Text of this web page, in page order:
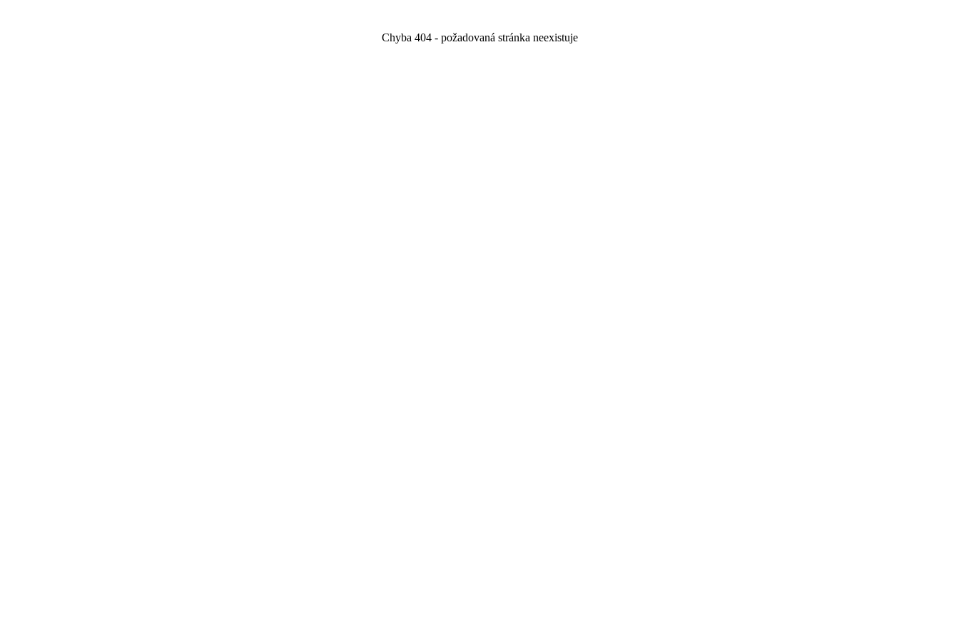
Chyba 404 - požadovaná stránka neexistuje